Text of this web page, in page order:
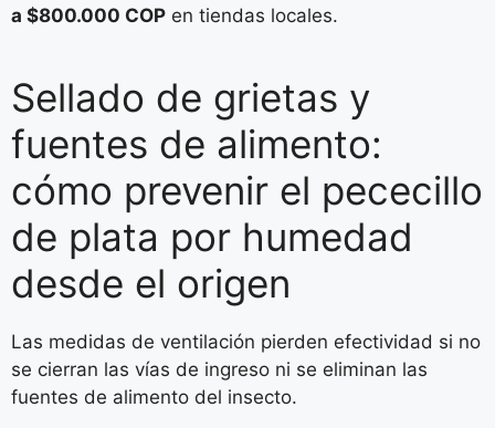
a $800.000 COP en tiendas locales.
Sellado de grietas y
fuentes de alimento:
cómo prevenir el pececillo
de plata por humedad
desde el origen
Las medidas de ventilación pierden efectividad si no
se cierran las vías de ingreso ni se eliminan las
fuentes de alimento del insecto.